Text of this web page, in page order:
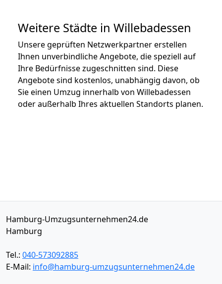
Weitere Städte in Willebadessen
Unsere geprüften Netzwerkpartner erstellen
Ihnen unverbindliche Angebote, die speziell auf
Ihre Bedürfnisse zugeschnitten sind. Diese
Angebote sind kostenlos, unabhängig davon, ob
Sie einen Umzug innerhalb von Willebadessen
oder außerhalb Ihres aktuellen Standorts planen.
Hamburg-Umzugsunternehmen24.de
Hamburg
Tel.: 040-573092885
E-Mail: info@hamburg-umzugsunternehmen24.de